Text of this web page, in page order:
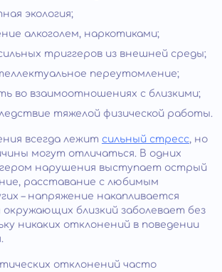
экология;
алкоголем, наркотиками;
триггеров из внешней среды;
переутомление;
во взаимоотношениях с близкими;
тяжелой физической работы.
всегда лежит сильный стресс, но
могут отличаться. В одних
нарушения выступает острый
расставание с любимым
– напряжение накапливается
окружающих близкий заболевает без
никаких отклонений в поведении
отклонений часто